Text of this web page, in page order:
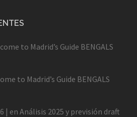
to Madrid’s Guide BENGALS
to Madrid’s Guide BENGALS
| en Análisis 2025 y previsión draft